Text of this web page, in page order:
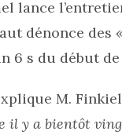
lance
dénonce des
6 s du début de
M.
il y a bientôt